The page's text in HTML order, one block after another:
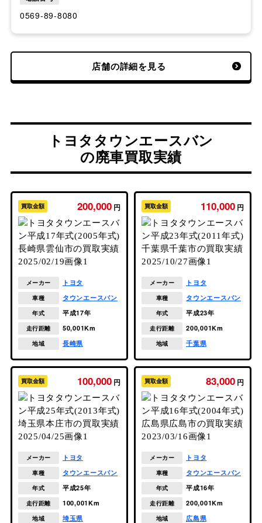
0569-89-8080
店舗の詳細を見る
トヨタタウンエースバン
の廃車買取実績
買取金額 200,000 円
メーカー トヨタ
車種 タウンエースバン
年式 平成17年
走行距離 50,001Km
地域 長崎県
買取金額 110,000 円
メーカー トヨタ
車種 タウンエースバン
年式 平成23年
走行距離 200,001Km
地域 千葉県
買取金額 100,000 円
メーカー トヨタ
車種 タウンエースバン
年式 平成25年
走行距離 100,001Km
地域 埼玉県
買取金額 83,000 円
メーカー トヨタ
車種 タウンエースバン
年式 平成16年
走行距離 200,001Km
地域 広島県